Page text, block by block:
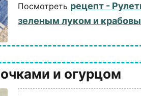
Посмотреть рецепт -
зеленым луком и
и огурцом